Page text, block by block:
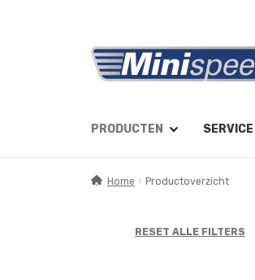
Ga
door
naar
Ga
naar
de
PRODUCTEN
Home Productoverzicht
RESET ALLE FILTERS